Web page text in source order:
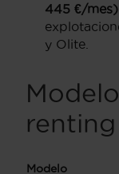
445 €/mes)
y Olite.
Modelo